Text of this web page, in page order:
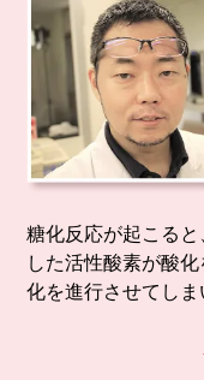
糖化反応が起こる
した活性酸素が酸
化を進行させてしま